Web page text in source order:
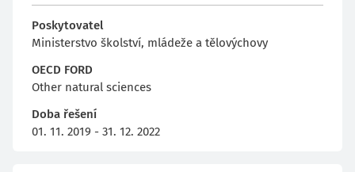
Poskytovatel
Ministerstvo školství, mládeže a tělovýchovy
OECD FORD
Other natural sciences
Doba řešení
01. 11. 2019 - 31. 12. 2022